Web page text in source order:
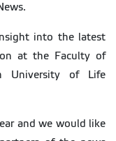
into the latest
at the Faculty of
University of Life
and we would like